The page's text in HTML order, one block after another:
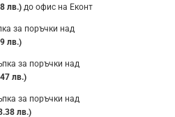
лв.) до офис на Еконт
за поръчки над
лв.)
за поръчки над
лв.)
за поръчки над
лв.)